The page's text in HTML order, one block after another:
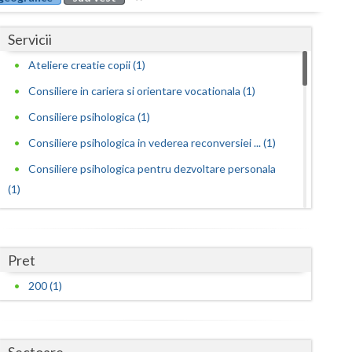
Buzau
Caras-Severin
Covasna
Servicii
Ateliere creatie copii (1)
Consiliere in cariera si orientare vocationala (1)
Consiliere psihologica (1)
Consiliere psihologica in vederea reconversiei ... (1)
Consiliere psihologica pentru dezvoltare personala
(1)
Dezvoltare personala pentru adulti (1)
Dezvoltare personala pentru copii (1)
Pret
200 (1)